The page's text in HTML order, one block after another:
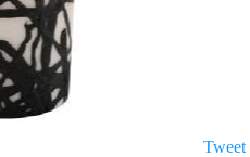
Tweet